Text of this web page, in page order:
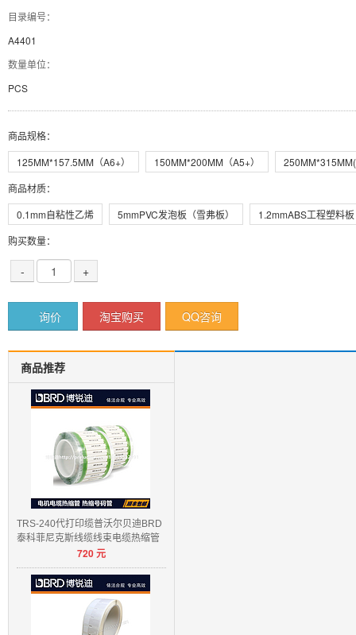
目录编号：
A4401
数量单位：
PCS
商品规格：
125MM*157.5MM（A6+）
150MM*200MM（A5+）
商品材质：
0.1mm自粘性乙烯
5mmPVC发泡板（雪弗板）
1.2mmABS工程塑料板
购买数量：
- +
询价 淘宝购买 QQ咨询
商品推荐
TRS-240代打印缆普沃尔贝迪BRD
泰科菲尼克斯线缆线束电缆热缩管
720元